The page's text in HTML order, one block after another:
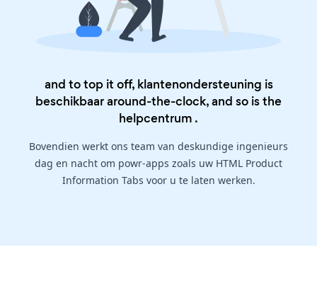
and to top it off, klantenondersteuning is
beschikbaar around-the-clock, and so is the
helpcentrum .
Bovendien werkt ons team van deskundige ingenieurs
dag en nacht om powr-apps zoals uw HTML Product
Information Tabs voor u te laten werken.